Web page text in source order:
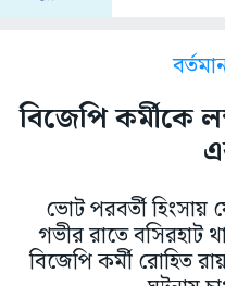
বিজেপি কর্মীকে
ভোট পরবর্তী হিংসায়
গভীর রাতে বসিরহাট
বিজেপি কর্মী রোহিত